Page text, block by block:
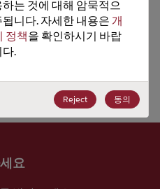
Bit
8542.31.0015
요
는 것에 대해 암묵적으
니다. 자세한 내용은 개
정책을 확인하시기 바랍
.
Reject 동의